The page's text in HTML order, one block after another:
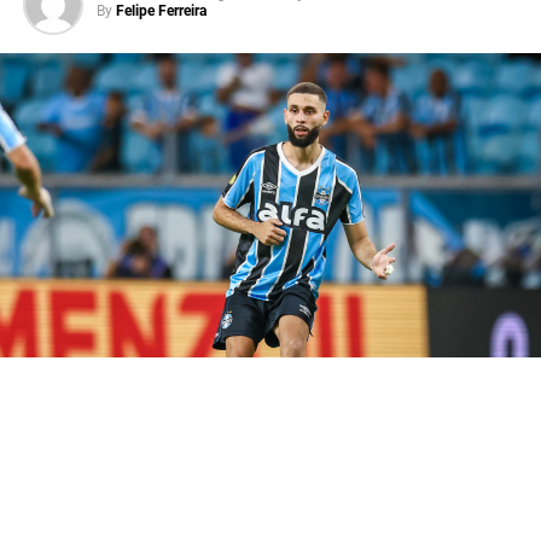
isso, a expectativa da torcida gremista é de que o
atacante volte a balançar as redes e ajude o Imortal a
construir uma vantagem fora de casa.
Carlos Vinícius volta em momento
decisivo
O artilheiro desfalcou o Grêmio na derrota para o Bolívar,
que resultou na eliminação da Copa Sul-Americana. No
entanto, o camisa 95 retorna justamente quando o clube
inicia mais uma disputa eliminatória. Assim, Luís Castro
ganha uma peça importante para aumentar o poder
By Felipe Ferreira